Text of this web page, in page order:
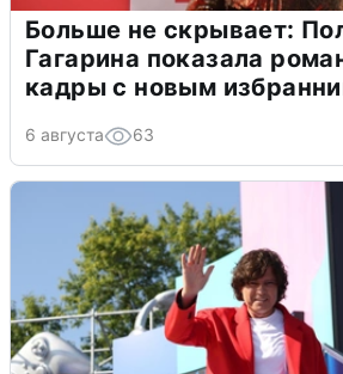
Больше не скрывает:
Гагарина показала
кадры с новым
6 августа 63